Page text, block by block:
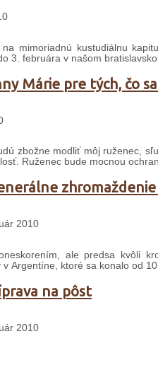
mimoriadnú kustudiálnu
3. februára v našom
Márie pre tých, čo
zbožne modliť môj ruženec,
Ruženec bude mocnou
zhromaždenie
2010
ale predsa kvôli
Argentíne, ktoré sa konalo od
na pôst
2010